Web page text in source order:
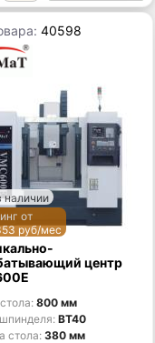
40598
наличии
от
руб/мес
центр
800 мм
BT40
стола 380 мм